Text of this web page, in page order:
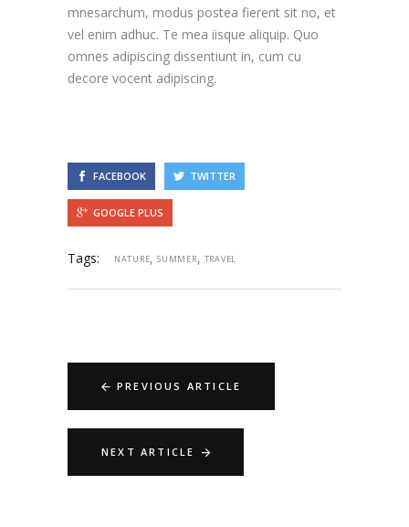
mnesarchum, modus postea fierent sit no, et
vel enim adhuc. Te mea iisque aliquip. Quo
omnes adipiscing dissentiunt in, cum cu
decore vocent adipiscing.
FACEBOOK TWITTER
GOOGLE PLUS
Tags: NATURE,SUMMER, TRAVEL
PREVIOUS ARTICLE
NEXT ARTICLE